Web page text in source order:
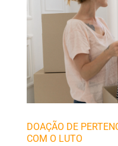
DOAÇÃO DE
COM O LUTO